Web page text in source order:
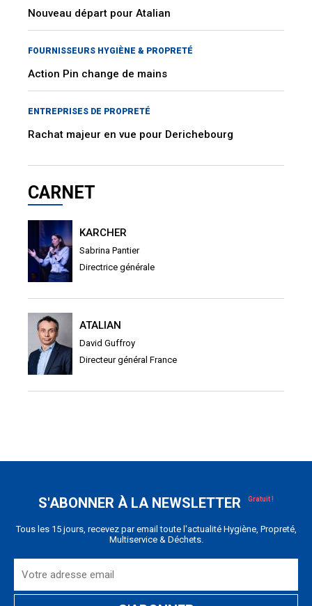
Nouveau départ pour Atalian
FOURNISSEURS HYGIÈNE & PROPRETÉ
Action Pin change de mains
ENTREPRISES DE PROPRETÉ
Rachat majeur en vue pour Derichebourg
CARNET
KARCHER
Sabrina Pantier
Directrice générale
ATALIAN
David Guffroy
Directeur général France
S'ABONNER À LA NEWSLETTER
Tous les 15 jours, recevez par email toute l'actualité Hygiène, Propreté,
Multiservice & Déchets.